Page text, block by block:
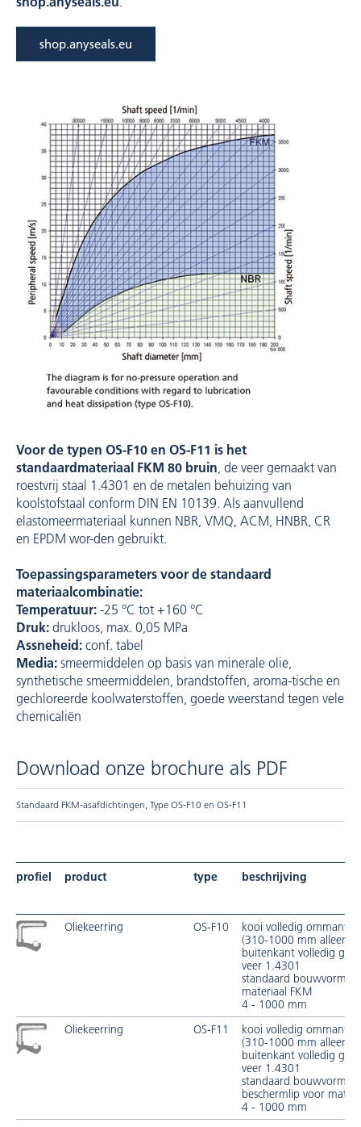
shop.anyseals.eu
Voor de typen OS-F10 en OS-F11 is het
standaardmateriaal FKM 80 bruin, de veer gemaakt van
roestvrij staal 1.4301 en de metalen behuizing van
koolstofstaal conform DIN EN 10139. Als aanvullend
elastomeermateriaal kunnen NBR, VMQ, ACM, HNBR, CR
en EPDM wor-den gebruikt.
Toepassingsparameters voor de standaard
materiaalcombinatie:
Temperatuur: -25 °C tot +160 °C
Druk: drukloos, max. 0,05 MPa
Assneheid: conf. tabel
Media: smeermiddelen op basis van minerale olie,
synthetische smeermiddelen, brandstoffen, aroma-tische en
gechloreerde koolwaterstoffen, goede weerstand tegen vele
chemicaliën
Download onze brochure als PDF
Standaard FKM-asafdichtingen, Type OS-F10 en OS-F11
profiel product type beschrijving
Oliekeerring OS-F10
kooi volledig
(310-1000 mm alleen
buitenkant volledig
veer 1.4301
standaard bouwvorm
materiaal FKM
4 - 1000 mm
Oliekeerring
OS-F11
kooi volledig
(310-1000 mm alleen
buitenkant volledig
veer 1.4301
standaard bouwvorm
beschermlip voor
4 - 1000 mm